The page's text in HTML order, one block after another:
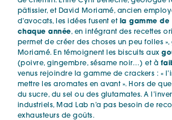
pâtissier, et David Moriamé, ancien
d’avocats, les idées fusent et la gamme de
chaque année, en intégrant des recettes
permet de créer des choses un peu folles »,
Moriamé. En témoignent les biscuits aux
(poivre, gingembre, sésame noir…) et à
venus rejoindre la gamme de crackers : «
mettre les aromates en avant ». Hors de
du sucre, du sel ou des glutamates. A
industriels, Mad Lab n’a pas besoin de
exhausteurs de goûts.